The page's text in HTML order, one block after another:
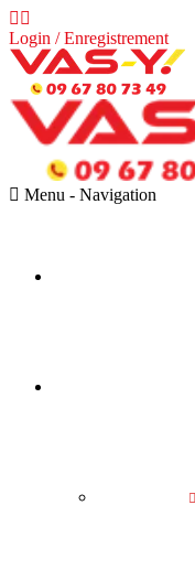
Login / Enregistrement
Menu - Navigation